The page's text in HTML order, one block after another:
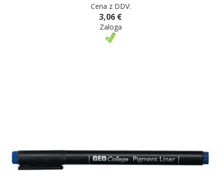
Cena z DDV:
3,06 €
Zaloga